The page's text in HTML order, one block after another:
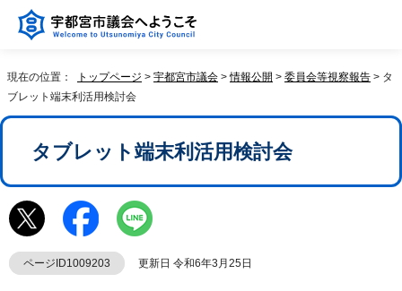
現在の位置： トップページ > 宇都宮市議会 >情報公開 > 委員会等視察報告 > タ
ブレット端末利活用検討会
タブレット端末利活用検討会
ページID1009203 更新日 令和6年3月25日